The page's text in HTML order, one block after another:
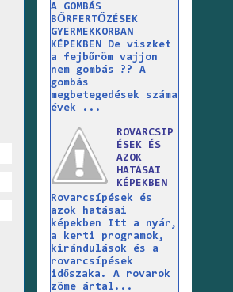
A GOMBÁS
BŐRFERTŐZÉSEK
GYERMEKKORBAN
KÉPEKBEN De viszket
a fejbőröm vajjon
nem gombás ?? A
gombás
megbetegedések száma
évek ...
ROVARCSIP
ÉSEK ÉS
AZOK
HATÁSAI
KÉPEKBEN
Rovarcsípések és
azok hatásai
képekben Itt a nyár,
a kerti programok,
kirándulások és a
rovarcsípések
időszaka. A rovarok
zöme ártal...